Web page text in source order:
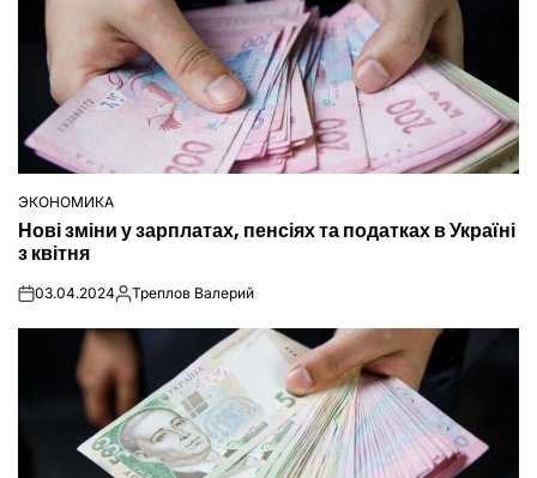
ОПУБЛІКУВАТИ
У
ЭКОНОМИКА
Нові зміни у зарплатах, пенсіях та податках в Україні
з квітня
on03.04.2024Опубліковано
Треплов Валерий